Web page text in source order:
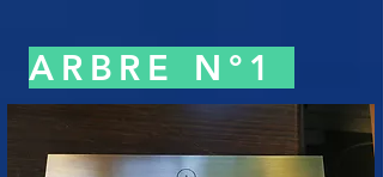
ARBRE N°1